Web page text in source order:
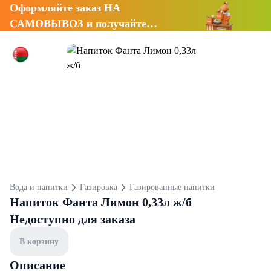
Оформляйте заказ НА
САМОВЫВОЗ и получайте
Вода и напитки Газировка Газированные напитки
Напиток Фанта Лимон 0,33л ж/б
Недоступно для заказа
В корзину
Описание